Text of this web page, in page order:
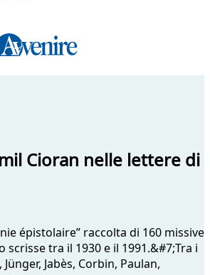
Cioran nelle lettere di
épistolaire” raccolta di 160 missive
scrisse tra il 1930 e il 1991.&#7;Tra i
Jabès, Corbin, Paulan,